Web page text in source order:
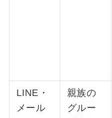
LINE・
メール
親族の
グルー